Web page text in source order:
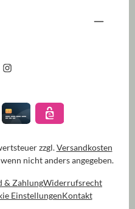
zzgl.Versandkosten
nicht anders angegeben.
& ZahlungWiderrufsrecht
EinstellungenKontakt